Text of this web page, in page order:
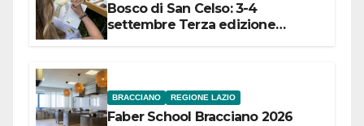
Bosco di San Celso: 3-4
settembre Terza edizione
BRACCIANO REGIONE LAZIO
Faber School Bracciano 2026